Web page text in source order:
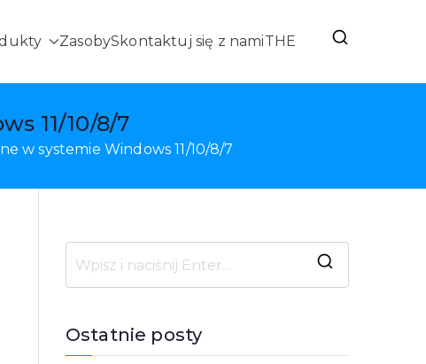
ZasobySkontaktuj się z namiTHE
11/10/8/7
w systemie Windows 11/10/8/7
Ostatnie posty